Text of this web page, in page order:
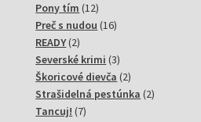
Pony tím 1212
produktov
Preč s nudou 1616
READY 22
produkty
Severské krimi 33
produkty
Škoricové dievča 22
produkty
Strašidelná pestúnka 22
Tancuj! 77